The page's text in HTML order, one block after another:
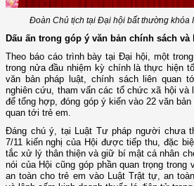
Đoàn Chủ tịch tại Đại hội bất thường khóa
Dấu ấn trong góp ý văn bản chính sách và
Theo báo cáo trình bày tại Đại hội, một
trong nửa đầu nhiệm kỳ chính là thực hiện
văn bản pháp luật, chính sách liên quan
nghiên cứu, tham vấn các tổ chức xã hội và
để tổng hợp, đóng góp ý kiến vào 22 văn
quan tới trẻ em.
Đáng chú ý, tại Luật Tư pháp người chưa
7/11 kiến nghị của Hội được tiếp thu, đặc
tắc xử lý thân thiện và giữ bí mật cá nhân
nói của Hội cũng góp phần quan trọng trong
an toàn cho trẻ em vào Luật Trật tự, an